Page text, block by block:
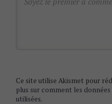
Ce site utilise Akismet pour
plus sur comment les
utilisées.